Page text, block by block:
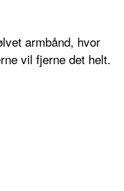
armbånd, hvor
vil fjerne det helt.